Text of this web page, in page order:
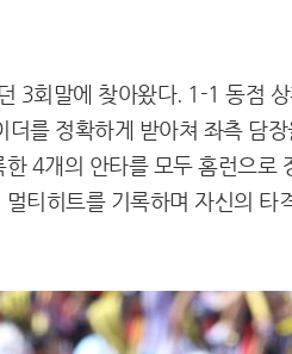
3회말에 찾아왔다. 1-1 동점
더를 정확하게 받아쳐 좌측 담
4개의 안타를 모두 홈런으로
티히트를 기록하며 자신의 타